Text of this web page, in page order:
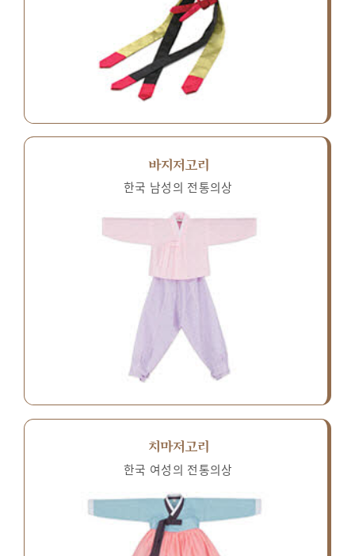
바지저고리
한국 남성의 전통의상
치마저고리
한국 여성의 전통의상